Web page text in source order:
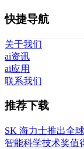
快捷导航
关于我们
ai资讯
ai应用
联系我们
推荐下载
SK 海力士推出全
智能科学技术奖值